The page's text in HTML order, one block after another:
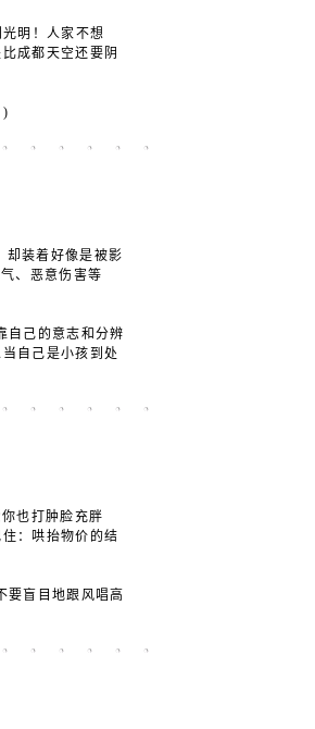
明！人家不想
成都天空还要阴
)
却装着好像是被影
、恶意伤害等
自己的意志和分辨
自己是小孩到处
也打肿脸充胖
：哄抬物价的结
要盲目地跟风唱高